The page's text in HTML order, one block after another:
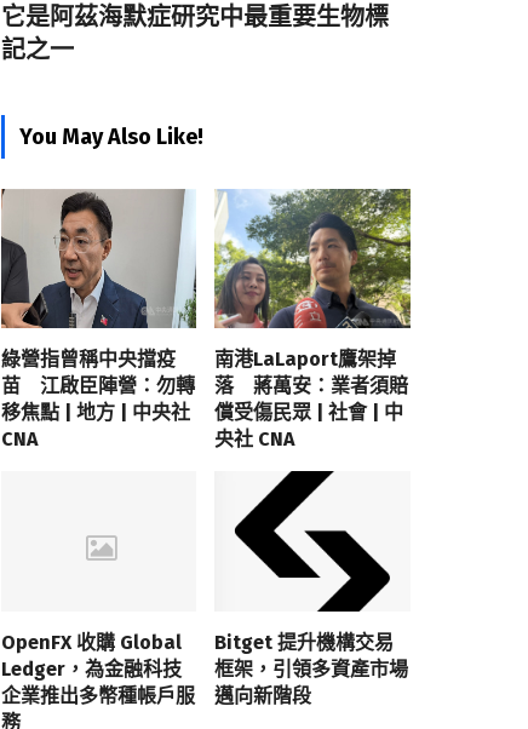
它是阿茲海默症研究中最重要生物標
記之一
You May Also Like!
綠營指曾稱中央擋疫
苗 江啟臣陣營：勿轉
移焦點 | 地方 | 中央社
CNA
南港LaLaport鷹架掉
落 蔣萬安：業者須賠
償受傷民眾 | 社會 | 中
央社 CNA
OpenFX 收購 Global
Ledger，為金融科技
企業推出多幣種帳戶服
務
Bitget 提升機構交易
框架，引領多資產市場
邁向新階段